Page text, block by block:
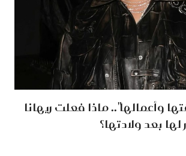
وأعمالها".. ماذا فعلت ريهانا
بعد ولادتها؟